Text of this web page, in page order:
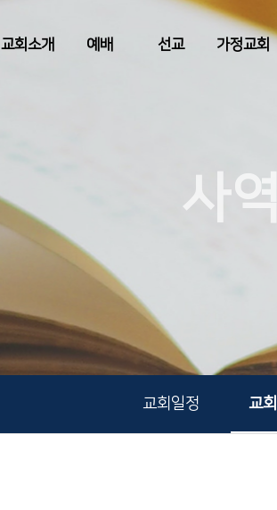
교회소개 예배 선교 가정교회
사
교회일정 교